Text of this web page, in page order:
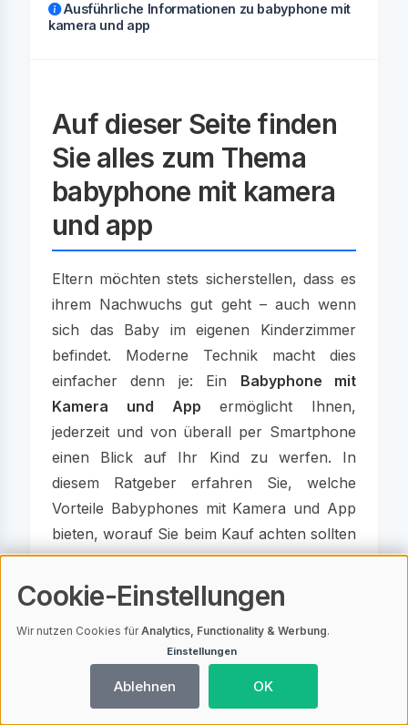
Ausführliche Informationen zu babyphone mit
kamera und app
Auf dieser Seite finden
Sie alles zum Thema
babyphone mit kamera
und app
Eltern möchten stets sicherstellen, dass es
ihrem Nachwuchs gut geht – auch wenn
sich das Baby im eigenen Kinderzimmer
befindet. Moderne Technik macht dies
einfacher denn je: Ein Babyphone mit
Kamera und App ermöglicht Ihnen,
jederzeit und von überall per Smartphone
einen Blick auf Ihr Kind zu werfen. In
diesem Ratgeber erfahren Sie, welche
Vorteile Babyphones mit Kamera und App
bieten, worauf Sie beim Kauf achten sollten
und welche Modelle besonders beliebt sind.
Was ist ein Babyphone
mit Kamera und App?
Ein Babyphone mit Kamera und App ist ein
Cookie-Einstellungen
Wir nutzen Cookies fürAnalytics, Functionality & Werbung.
Einstellungen
Ablehnen OK